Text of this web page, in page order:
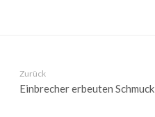
Zurück
Einbrecher erbeuten Schmuck